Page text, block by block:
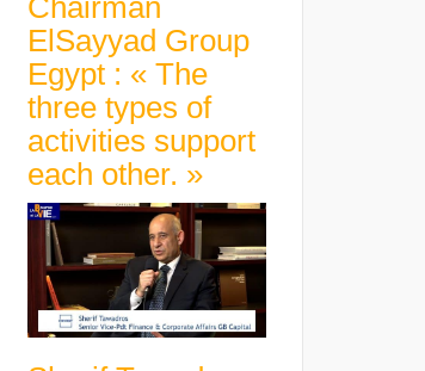
ElSayyad Group
Egypt : « The
three types of
activities support
each other. »